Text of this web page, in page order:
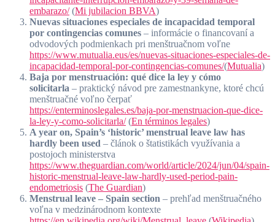
embarazo/(Mi jubilacion BBVA)
Nuevas situaciones especiales de incapacidad temporal
por contingencias comunes – informácie o financovaní a
odvodových podmienkach pri menštruačnom voľne
https://www.mutualia.eus/es/nuevas-situaciones-especiales-de-
incapacidad-temporal-por-contingencias-comunes/(Mutualia)
Baja por menstruación: qué dice la ley y cómo
solicitarla – praktický návod pre zamestnankyne, ktoré chcú
menštruačné voľno čerpať
https://enterminoslegales.es/baja-por-menstruacion-que-dice-
la-ley-y-como-solicitarla/(En términos legales)
A year on, Spain’s ‘historic’ menstrual leave law has
hardly been used – článok o štatistikách využívania a
postojoch ministerstva
https://www.theguardian.com/world/article/2024/jun/04/spain-
historic-menstrual-leave-law-hardly-used-period-pain-
endometriosis (The Guardian)
Menstrual leave – Spain section – prehľad menštruačného
voľna v medzinárodnom kontexte